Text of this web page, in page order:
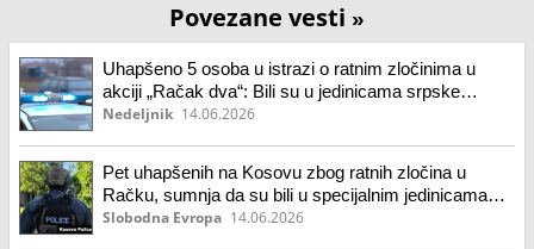
Povezane vesti »
Uhapšeno 5 osoba u istrazi o ratnim zločinima u
akciji „Račak dva“: Bili su u jedinicama srpske
policije
Nedeljnik 14.06.2026
Pet uhapšenih na Kosovu zbog ratnih zločina u
Račku, sumnja da su bili u specijalnim jedinicama
Srbije
Slobodna Evropa 14.06.2026